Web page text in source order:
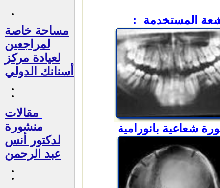
مساحة خاصة
لمراجعين
لعيادة مركز
أسنانك الدولي
مقالات
منشورة
لدكتور أنس
عبد الرحمن
المستخدمة :
شعاعية بانورامية